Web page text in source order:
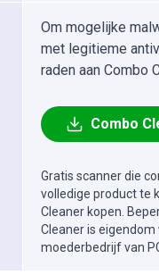
Om mogelijke
met legitieme
raden aan Combo
Combo
Gratis scanner die
volledige product te
Cleaner kopen.
Cleaner is
moederbedrijf van